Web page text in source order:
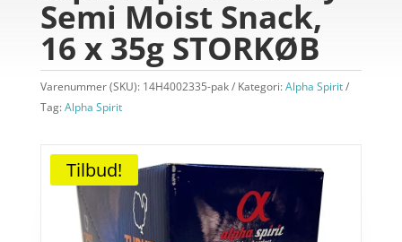
Semi Moist Snack,
16 x 35g STORKØB
Varenummer (SKU): 14H4002335-pak Kategori:Alpha Spirit
Tag:Alpha Spirit
Tilbud!